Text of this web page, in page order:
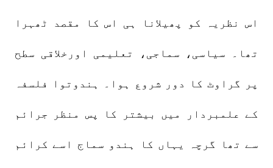
اس نظریہ کو پھیلانا ہی اس کا مقصد ٹھہرا
تھا۔ سیاسی، سماجی، تعلیمی اورخلاقی سطح
پر گراوٹ کا دور شروع ہوا۔ ہندوتوا فلسفہ
کے علمبردار میں بیشتر کا پس منظر جرائم
سے تھا گرچہ یہاں کا ہندو سماج اسے کرائم